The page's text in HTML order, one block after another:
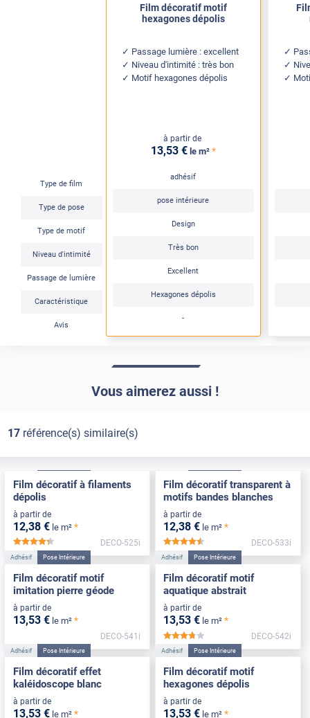
Type de film
Type de pose
Type de motif
Niveau d'intimité
Passage de lumière
Caractéristique
Avis
Film décoratif motif
hexagones dépolis
Passage lumière : excellent
Niveau d'intimité : très bon
Motif hexagones dépolis
à partir de
13,53 € le m² *
adhésif
pose intérieure
Design
Très bon
Excellent
Hexagones dépolis
-
Vous aimerez aussi !
17référence(s) similaire(s)
Film décoratif à filaments
dépolis
à partir de
12,38 € le m² *
*****
DECO-525i
Film décoratif transparent à
motifs bandes blanches
à partir de
12,38 € le m² *
*****
DECO-533i
Adhésif Pose Intérieure
Film décoratif motif
imitation pierre géode
à partir de
13,53 € le m² *
DECO-541i
Adhésif Pose Intérieure
Film décoratif motif
aquatique abstrait
à partir de
13,53 € le m² *
*****
DECO-542i
Adhésif Pose Intérieure
Film décoratif effet
kaléidoscope blanc
à partir de
13,53 € le m² *
Adhésif Pose Intérieure
Film décoratif motif
hexagones dépolis
à partir de
13,53 € le m² *